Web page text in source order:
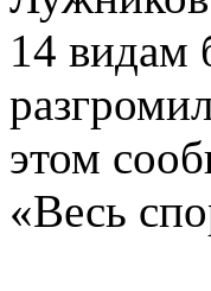
14 видам
этом
«Весь